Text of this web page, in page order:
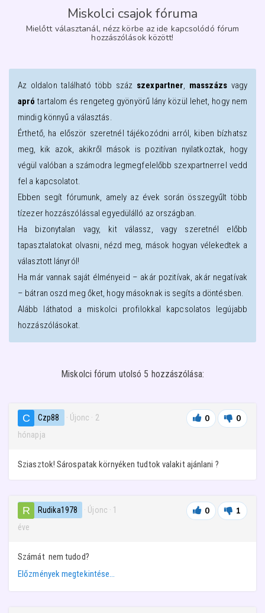
Miskolci csajok fóruma
Mielőtt választanál, nézz körbe az ide kapcsolódó fórum
hozzászólások között!
Az oldalon található több száz szexpartner, masszázsvagy
apró tartalom és rengeteg gyönyörű lány közül lehet, hogy nem
mindig könnyű a választás.
Érthető, ha először szeretnél tájékozódni arról, kiben bízhatsz
meg, kik azok, akikről mások is pozitívan nyilatkoztak, hogy
végül valóban a számodra legmegfelelőbb szexpartnerrel vedd
fel a kapcsolatot.
Ebben segít fórumunk, amely az évek során összegyűlt több
tízezer hozzászólással egyedülálló az országban.
Ha bizonytalan vagy, kit válassz, vagy szeretnél előbb
tapasztalatokat olvasni, nézd meg, mások hogyan vélekedtek a
választott lányról!
Ha már vannak saját élményeid – akár pozitívak, akár negatívak
– bátran oszd meg őket, hogy másoknak is segíts a döntésben.
Alább láthatod a miskolci profilokkal kapcsolatos legújabb
hozzászólásokat.
Miskolci fórum utolsó 5 hozzászólása:
Czp88 · Újonc · 2
hónapja
0 0
Sziasztok! Sárospatak környéken tudtok valakit ajánlani ?
Rudika1978 · Újonc · 1
éve
0 1
Számát nem tudod?
Előzmények megtekintése…